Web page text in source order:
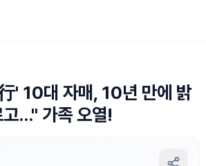
' 10대 자매, 10년 만에 밝
..." 가족 오열!